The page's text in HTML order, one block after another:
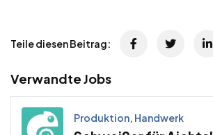
Teile diesen Beitrag:
Verwandte Jobs
Produktion, Handwerk